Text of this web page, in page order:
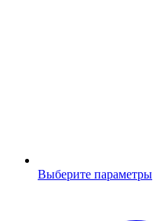
Выберите параметры